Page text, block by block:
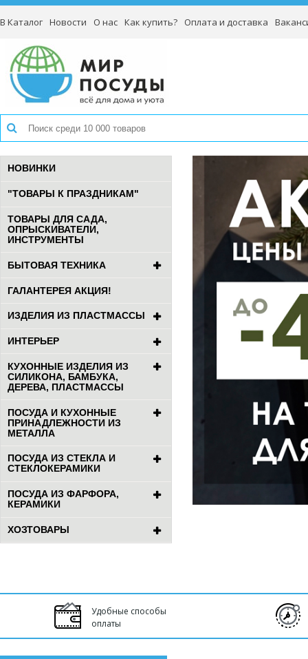
В Каталог Новости О нас Как купить? Оплата и доставка
НОВИНКИ
"ТОВАРЫ К ПРАЗДНИКАМ"
ТОВАРЫ ДЛЯ САДА,
ОПРЫСКИВАТЕЛИ,
ИНСТРУМЕНТЫ
БЫТОВАЯ ТЕХНИКА
ГАЛАНТЕРЕЯ АКЦИЯ!
ИЗДЕЛИЯ ИЗ ПЛАСТМАССЫ
ИНТЕРЬЕР
КУХОННЫЕ ИЗДЕЛИЯ ИЗ
СИЛИКОНА, БАМБУКА,
ДЕРЕВА, ПЛАСТМАССЫ
ПОСУДА И КУХОННЫЕ
ПРИНАДЛЕЖНОСТИ ИЗ
МЕТАЛЛА
ПОСУДА ИЗ СТЕКЛА И
СТЕКЛОКЕРАМИКИ
ПОСУДА ИЗ ФАРФОРА,
КЕРАМИКИ
ХОЗТОВАРЫ
Удобные способы
оплаты